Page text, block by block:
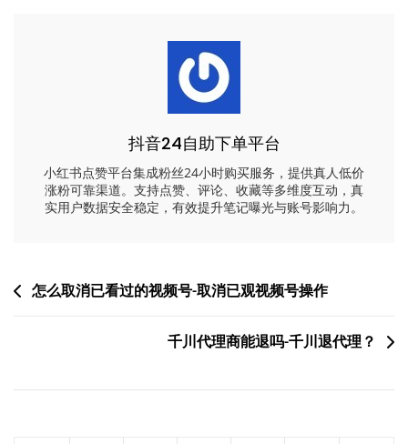
抖音24自助下单平台
小红书点赞平台集成粉丝24小时购买服务，提供真人低价
涨粉可靠渠道。支持点赞、评论、收藏等多维度互动，真
实用户数据安全稳定，有效提升笔记曝光与账号影响力。
文怎么取消已看过的视频号-取消已观视频号操作
千川代理商能退吗-千川退代理？